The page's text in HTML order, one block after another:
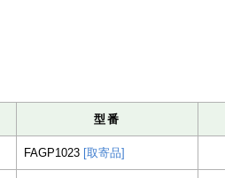
型番
FAGP1023[取寄品]